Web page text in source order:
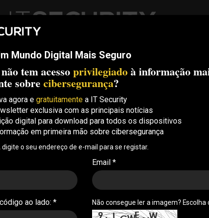
Threats Compliance Opinion
Conference Lisboa: 8 de Outubro 2026 ✔️ Inscrições
nova ameaça à
de confiança
artificial generativa deixou de ser uma ameaça
operacional cujo impacto já é visível e começa a
Associate Director na Noesis . 11/06/2026
Mundo Digital Mais Seguro
tem acessoprivilegiadoà informação
sobrecibersegurança?
agora e gratuitamente a IT Security
exclusiva com as principais notícias
digital para download para todos os dispositivos
em primeira mão sobre cibersegurança
digite o seu endereço de e-mail para se registar.
Email *
ao lado: * Não consegue ler a imagem?